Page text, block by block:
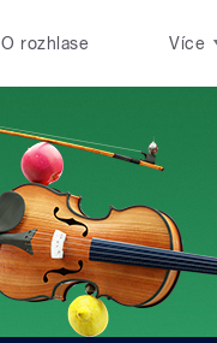
O rozhlase Více